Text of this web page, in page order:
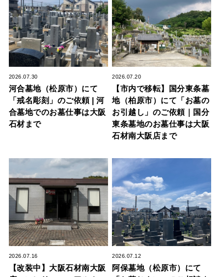
2026.07.30
河合墓地（松原市）にて
「戒名彫刻」のご依頼 | 河
合墓地でのお墓仕事は大阪
石材まで
2026.07.20
【市内で移転】国分東条墓
地（柏原市）にて「お墓の
お引越し」のご依頼｜国分
東条墓地のお墓仕事は大阪
石材南大阪店まで
2026.07.16
【改装中】大阪石材南大阪
2026.07.12
阿保墓地（松原市）にて